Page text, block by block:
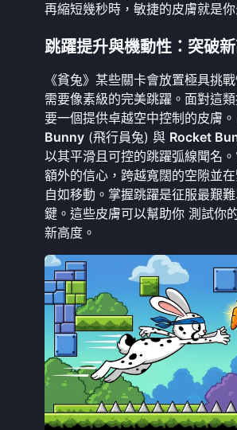
再縮短幾秒時，敏捷的皮膚就是你
跳躍提升與機動性：突破
《貧兔》某些關卡會放置極具挑
需要像素級的完美跳躍。面對這
要一個提供卓越空中控制的皮膚。
Bunny (飛行員兔) 與 Rocket
以其平滑且可控的跳躍弧線聞名
額外的信心，跨越寬闊的空隙並
自如移動。掌握跳躍是征服最艱
鍵。這些皮膚可以幫助你 測試你
新高度。